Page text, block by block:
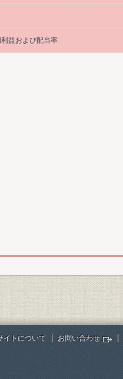
益および配当率
イトについて お問い合わせ